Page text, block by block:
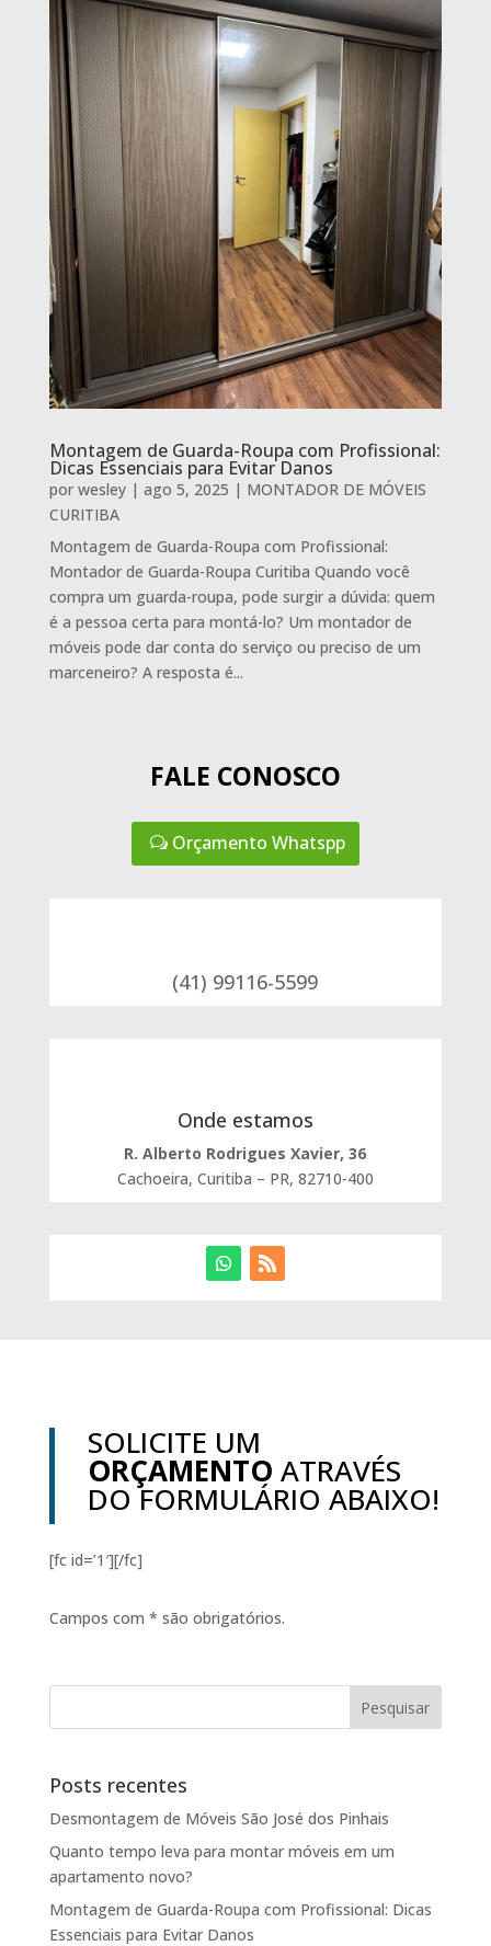
Montagem de Guarda-Roupa com Profissional:
Dicas Essenciais para Evitar Danos
por wesley| ago 5, 2025 | MONTADOR DE MÓVEIS
CURITIBA
Montagem de Guarda-Roupa com Profissional:
Montador de Guarda-Roupa Curitiba Quando você
compra um guarda-roupa, pode surgir a dúvida: quem
é a pessoa certa para montá-lo? Um montador de
móveis pode dar conta do serviço ou preciso de um
marceneiro? A resposta é...
FALE CONOSCO
Orçamento Whatspp
(41) 99116-5599
Onde estamos
R. Alberto Rodrigues Xavier, 36
Cachoeira, Curitiba – PR, 82710-400
SOLICITE UM
ORÇAMENTO ATRAVÉS
DO FORMULÁRIO ABAIXO!
[fc id=’1′][/fc]
Campos com * são obrigatórios.
Posts recentes
Desmontagem de Móveis São José dos Pinhais
Quanto tempo leva para montar móveis em um
apartamento novo?
Montagem de Guarda-Roupa com Profissional: Dicas
Essenciais para Evitar Danos